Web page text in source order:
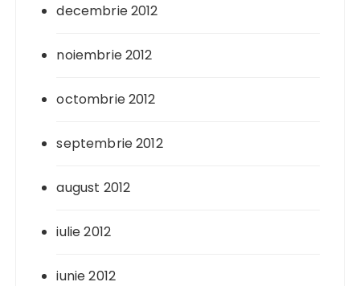
decembrie 2012
noiembrie 2012
octombrie 2012
septembrie 2012
august 2012
iulie 2012
iunie 2012